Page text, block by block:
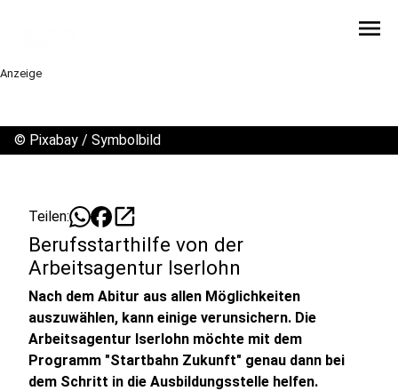
menu
Anzeige
© Pixabay / Symbolbild
Teilen: open_in_new
Berufsstarthilfe von der
Arbeitsagentur Iserlohn
Nach dem Abitur aus allen Möglichkeiten
auszuwählen, kann einige verunsichern. Die
Arbeitsagentur Iserlohn möchte mit dem
Programm "Startbahn Zukunft" genau dann bei
dem Schritt in die Ausbildungsstelle helfen.